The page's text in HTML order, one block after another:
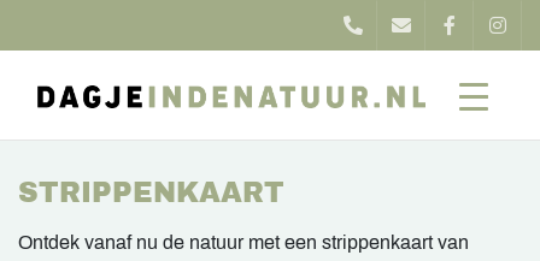
STRIPPENKAART
Ontdek vanaf nu de natuur met een strippenkaart van